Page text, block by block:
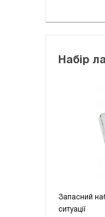
Набір
Запасний
ситуації